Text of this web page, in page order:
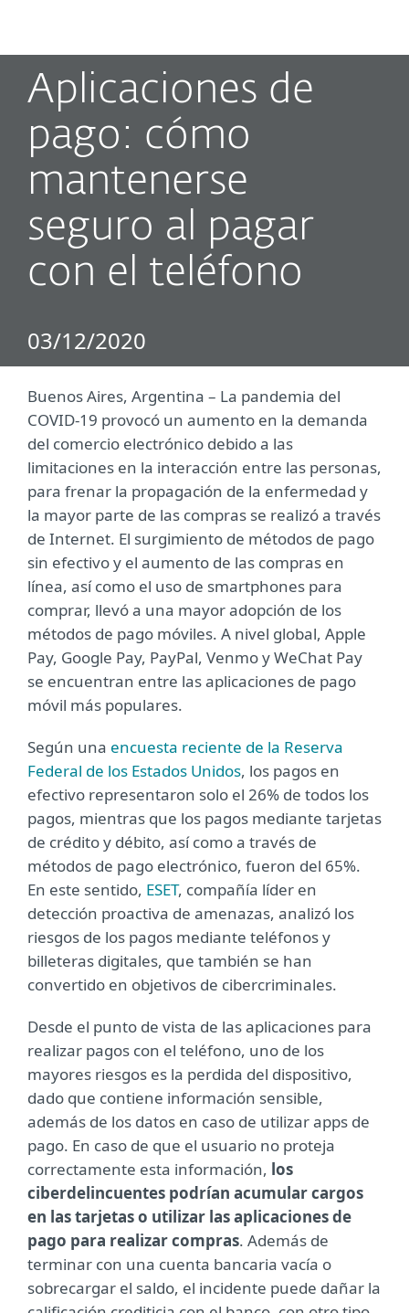
Aplicaciones de
pago: cómo
mantenerse
seguro al pagar
con el teléfono
03/12/2020
Buenos Aires, Argentina – La pandemia del
COVID-19 provocó un aumento en la demanda
del comercio electrónico debido a las
limitaciones en la interacción entre las personas,
para frenar la propagación de la enfermedad y
la mayor parte de las compras se realizó a través
de Internet. El surgimiento de métodos de pago
sin efectivo y el aumento de las compras en
línea, así como el uso de smartphones para
comprar, llevó a una mayor adopción de los
métodos de pago móviles. A nivel global, Apple
Pay, Google Pay, PayPal, Venmo y WeChat Pay
se encuentran entre las aplicaciones de pago
móvil más populares.
Según una encuesta reciente de la Reserva
Federal de los Estados Unidos, los pagos en
efectivo representaron solo el 26% de todos los
pagos, mientras que los pagos mediante tarjetas
de crédito y débito, así como a través de
métodos de pago electrónico, fueron del 65%.
En este sentido, ESET, compañía líder en
detección proactiva de amenazas, analizó los
riesgos de los pagos mediante teléfonos y
billeteras digitales, que también se han
convertido en objetivos de cibercriminales.
Desde el punto de vista de las aplicaciones para
realizar pagos con el teléfono, uno de los
mayores riesgos es la perdida del dispositivo,
dado que contiene información sensible,
además de los datos en caso de utilizar apps de
pago. En caso de que el usuario no proteja
correctamente esta información, los
ciberdelincuentes podrían acumular cargos
en las tarjetas o utilizar las aplicaciones de
pago para realizar compras. Además de
terminar con una cuenta bancaria vacía o
sobrecargar el saldo, el incidente puede dañar la